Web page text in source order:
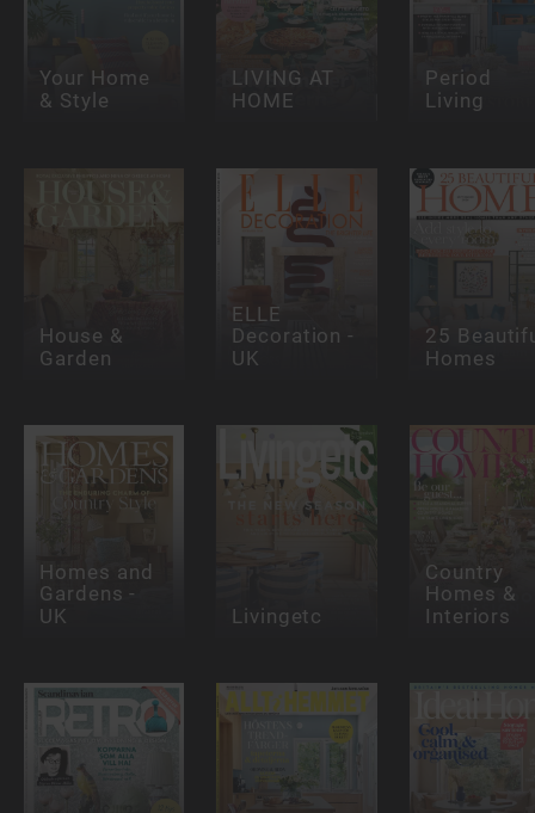
Your Home
& Style
LIVING AT
HOME
Period
Living
House &
Garden
ELLE
Decoration -
UK
25
Homes
Homes and
Gardens -
UK Livingetc
Country
Homes &
Interiors